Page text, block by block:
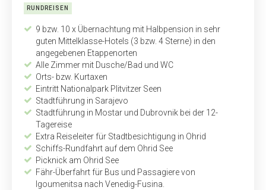
RUNDREISEN
9 bzw. 10 x Übernachtung mit Halbpension in sehr
guten Mittel­klasse-Hotels (3 bzw. 4 Sterne) in den
angegebenen Etappen­orten
Alle Zimmer mit Dusche/Bad und WC
Orts- bzw. Kurtaxen
Eintritt Nationalpark Plitvitzer Seen
Stadtführung in Sarajevo
Stadtführung in Mostar und Dubrovnik bei der 12-
Tagereise
Extra Reiseleiter für Stadtbesich­tigung in Ohrid
Schiffs-Rundfahrt auf dem Ohrid See
Picknick am Ohrid See
Fähr-Überfahrt für Bus und Passagiere von
Igoumenitsa nach Venedig-Fusina.